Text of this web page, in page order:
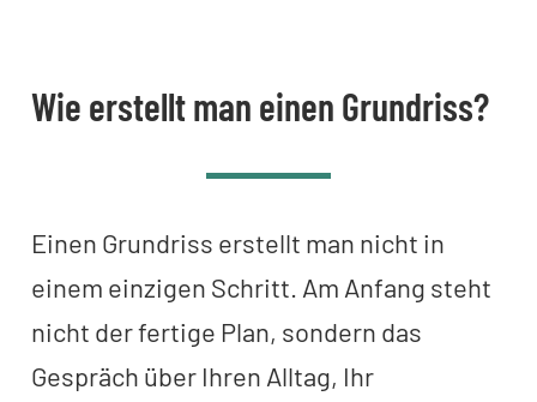
Wie erstellt man einen Grundriss?
Einen Grundriss erstellt man nicht in
einem einzigen Schritt. Am Anfang steht
nicht der fertige Plan, sondern das
Gespräch über Ihren Alltag, Ihr